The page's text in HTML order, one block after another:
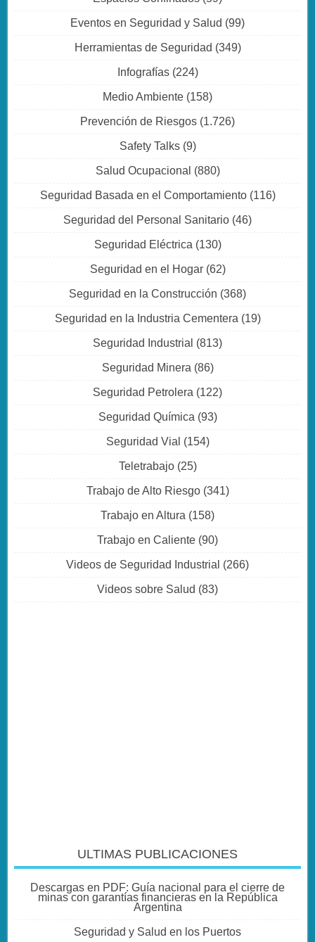
Eventos en Seguridad y Salud (99)
Herramientas de Seguridad (349)
Infografías(224)
Medio Ambiente (158)
Prevención de Riesgos (1.726)
Safety Talks(9)
Salud Ocupacional (880)
Seguridad Basada en el Comportamiento(116)
Seguridad del Personal Sanitario (46)
Seguridad Eléctrica (130)
Seguridad en el Hogar(62)
Seguridad en la Construcción (368)
Seguridad en la Industria Cementera (19)
Seguridad Industrial (813)
Seguridad Minera (86)
Seguridad Petrolera (122)
Seguridad Química (93)
Seguridad Vial (154)
Teletrabajo(25)
Trabajo de Alto Riesgo(341)
Trabajo en Altura (158)
Trabajo en Caliente (90)
Videos de Seguridad Industrial (266)
Videos sobre Salud (83)
ULTIMAS PUBLICACIONES
Descargas en PDF: Guía nacional para el cierre de
minas con garantías financieras en la República
Argentina
Seguridad y Salud en los Puertos